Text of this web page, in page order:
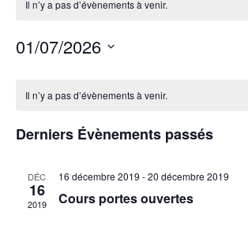
Il n’y a pas d’évènements à venir.
01/07/2026
de
Il n’y a pas d’évènements à venir.
Derniers Évènements passés
DÉC
16
2019
16 décembre 2019 -20 décembre 2019
Cours portes ouvertes